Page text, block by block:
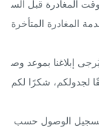
بعد الساعة ٣:٠٠ مساءً، ووقت المغادرة قبل الس
خدمة المغادرة المتأخرة.
إبلاغنا بموعد وص
لجدولكم، شكرًا لكم.